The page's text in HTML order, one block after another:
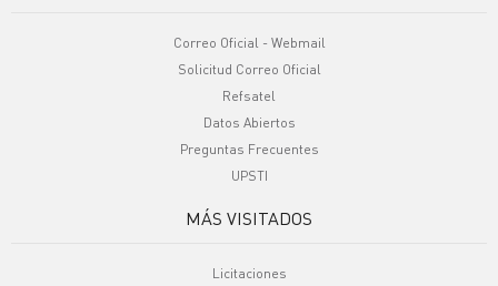
Correo Oficial - Webmail
Solicitud Correo Oficial
Refsatel
Datos Abiertos
Preguntas Frecuentes
UPSTI
MÁS VISITADOS
Licitaciones